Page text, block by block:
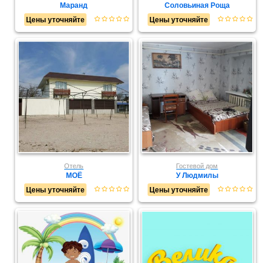
Маранд
Цены уточняйте
Соловьиная Роща
Цены уточняйте
Отель
МОЁ
Цены уточняйте
Гостевой дом
У Людмилы
Цены уточняйте